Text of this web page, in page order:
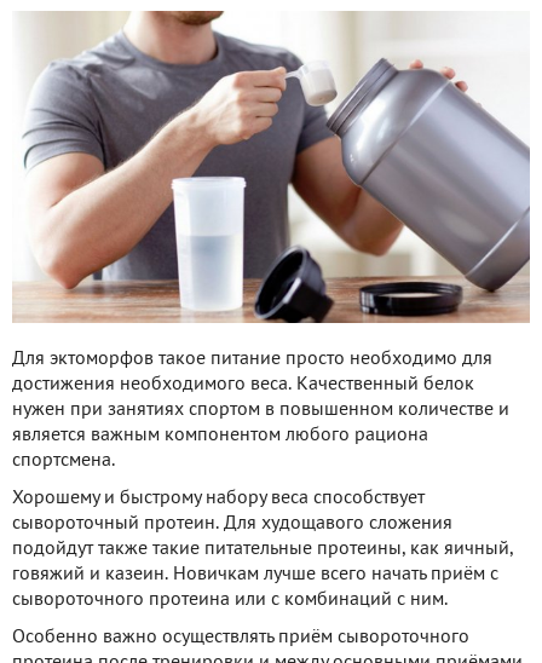
Для эктоморфов такое питание просто необходимо для
достижения необходимого веса. Качественный белок
нужен при занятиях спортом в повышенном количестве и
является важным компонентом любого рациона
спортсмена.
Хорошему и быстрому набору веса способствует
сывороточный протеин. Для худощавого сложения
подойдут также такие питательные протеины, как яичный,
говяжий и казеин. Новичкам лучше всего начать приём с
сывороточного протеина или с комбинаций с ним.
Особенно важно осуществлять приём сывороточного